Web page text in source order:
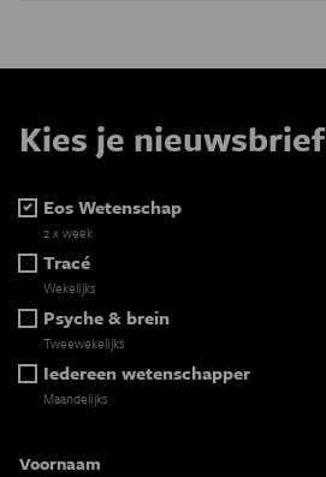
Kies je nieuwsbrief
Eos Wetenschap
2 x week
Tracé
Wekelijks
Psyche & brein
Tweewekelijks
Iedereen wetenschapper
Maandelijks
Voornaam